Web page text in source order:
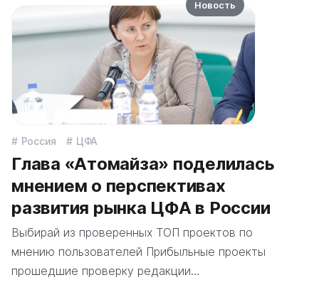
Россия ЦФА
Глава «Атомайза» поделилась
мнением о перспективах
развития рынка ЦФА в России
Выбирай из проверенных ТОП проектов по
мнению пользователей Прибыльные проекты
прошедшие проверку редакции…
Новость